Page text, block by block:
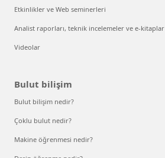
Etkinlikler ve Web seminerleri
Analist raporları, teknik incelemeler ve e-kitaplar
Videolar
Bulut bilişim
Bulut bilişim nedir?
Çoklu bulut nedir?
Makine öğrenmesi nedir?